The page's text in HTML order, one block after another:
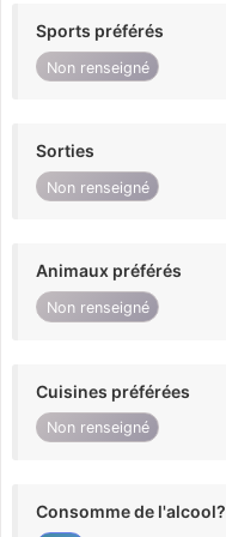
Sports préférés
Non renseigné
Sorties
Non renseigné
Animaux préférés
Non renseigné
Cuisines préférées
Non renseigné
Consomme de l'alcool?